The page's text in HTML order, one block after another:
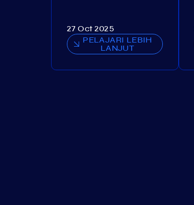
27 Oct 2025
PELAJARI LEBIH
LANJUT